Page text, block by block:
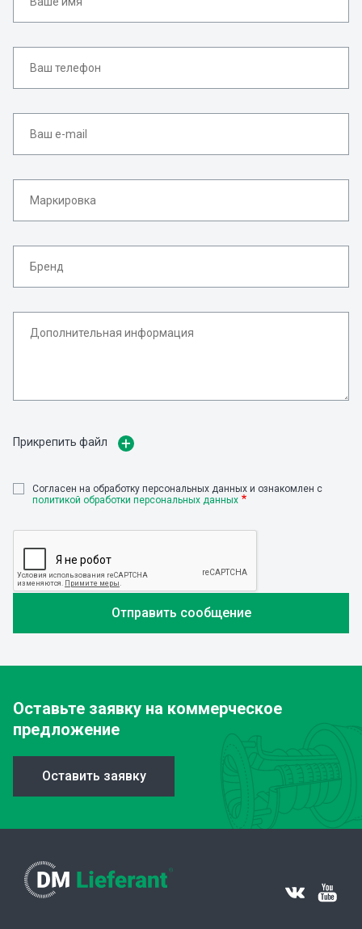
Прикрепить файл
Cогласен на обработку персональных данных и ознакомлен с
политикой обработки персональных данных
Оставьте заявку на коммерческое
предложение
Оставить заявку